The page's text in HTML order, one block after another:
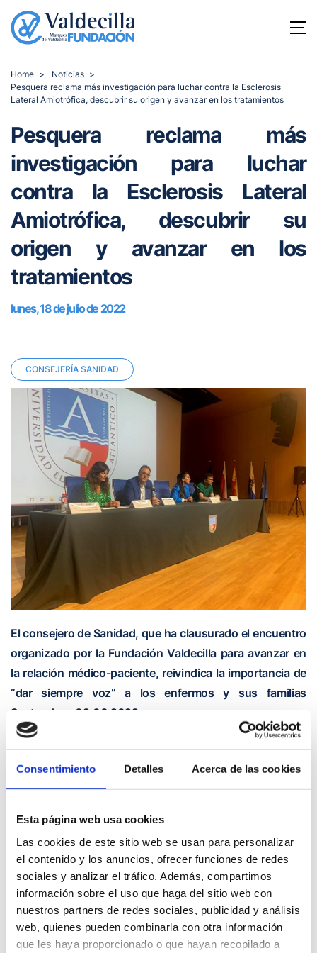
Consentimiento Detalles Acerca de las cookies
Esta página web usa cookies
Las cookies de este sitio web se usan para personalizar
el contenido y los anuncios, ofrecer funciones de redes
sociales y analizar el tráfico. Además, compartimos
información sobre el uso que haga del sitio web con
nuestros partners de redes sociales, publicidad y análisis
web, quienes pueden combinarla con otra información
que les haya proporcionado o que hayan recopilado a
Home
Noticias
Pesquera reclama más investigación para luchar contra la Esclerosis
Lateral Amiotrófica, descubrir su origen y avanzar en los tratamientos
Pesquera reclama más
investigación para luchar
contra la Esclerosis Lateral
Amiotrófica, descubrir su
origen y avanzar en los
tratamientos
lunes, 18 de julio de 2022
CONSEJERÍA SANIDAD
El consejero de Sanidad, que ha clausurado el encuentro
organizado por la Fundación Valdecilla para avanzar en
la relación médico-paciente, reivindica la importancia de
“dar siempre voz” a los enfermos y sus familias
Santander – 02.06.2022
La Esclerosis Lateral Amiotrófica (ELA) es una de esas
de su familia a la nueva situación que supone la
enfermedad. Y en ese “duro camino”, establecer una
fundamental.
Por eso, desde la Fundación Marqués de Valdecilla (FMV), a
través de la Escuela Cántabra de Salud, en colaboración
con la Asociación Cántabra de Esclerosis Lateral
Amiotrófica (CanELA), han organizado el III Encuentro
Nacional de ‘Historia y Presente de la Medicina’, para poner
de relieve el avance en esa relación y, sobre todo, dar
visibilidad a distintas vertientes de la ELA. Precisamente,